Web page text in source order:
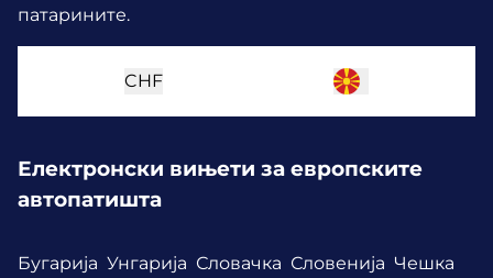
патарините.
CHF
Електронски вињети за европските
автопатишта
Бугарија Унгарија Словачка Словенија Чешка